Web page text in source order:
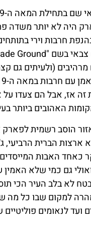
היה לא יותר משדה
חרבות וירי
(ולעיתים גם
זה אז, אבל הם צעדו
האהובים ביותר
1847, האזור הוסב רשמית
הברית הרביעי,
כאחד האבות
גם כמי שלא
לא בלב העיר הכי
למקום שבו כל מה
ועד לנאומים